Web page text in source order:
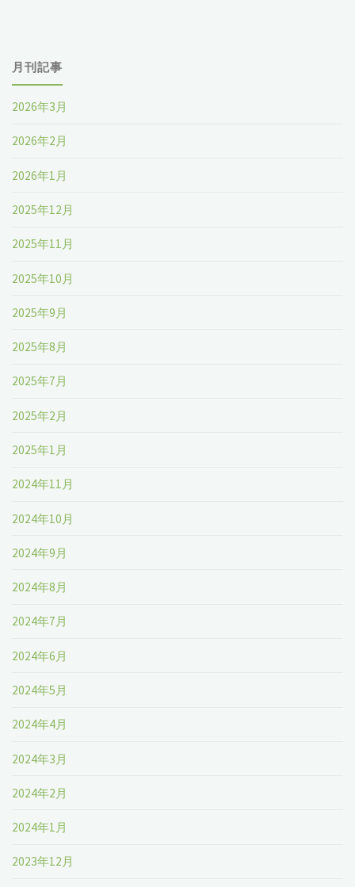
月刊記事
2026年3月
2026年2月
2026年1月
2025年12月
2025年11月
2025年10月
2025年9月
2025年8月
2025年7月
2025年2月
2025年1月
2024年11月
2024年10月
2024年9月
2024年8月
2024年7月
2024年6月
2024年5月
2024年4月
2024年3月
2024年2月
2024年1月
2023年12月